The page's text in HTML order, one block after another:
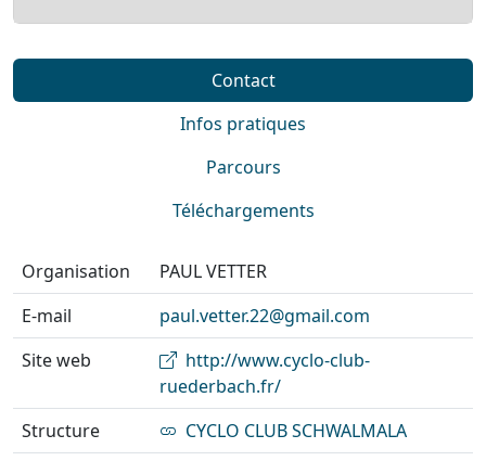
Contact
Infos pratiques
Parcours
Téléchargements
Organisation
PAUL VETTER
E-mail
paul.vetter.22@gmail.com
Site web
http://www.cyclo-club-
ruederbach.fr/
Structure
CYCLO CLUB SCHWALMALA